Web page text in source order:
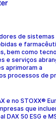
de sistemas
e
bem como
e serviços
aprimoram a
processos de
e no STOXX®
que
50 ESG e